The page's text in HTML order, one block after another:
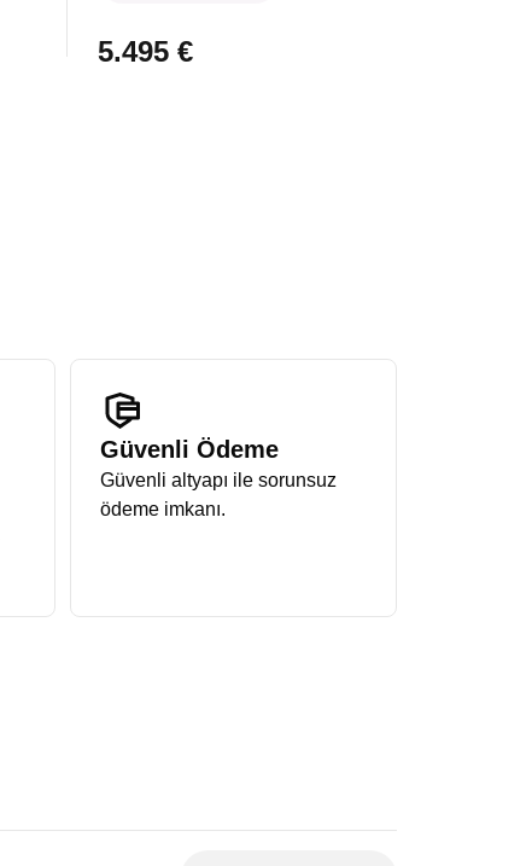
5.495 €
Güvenli Ödeme
Güvenli altyapı ile sorunsuz
ödeme imkanı.